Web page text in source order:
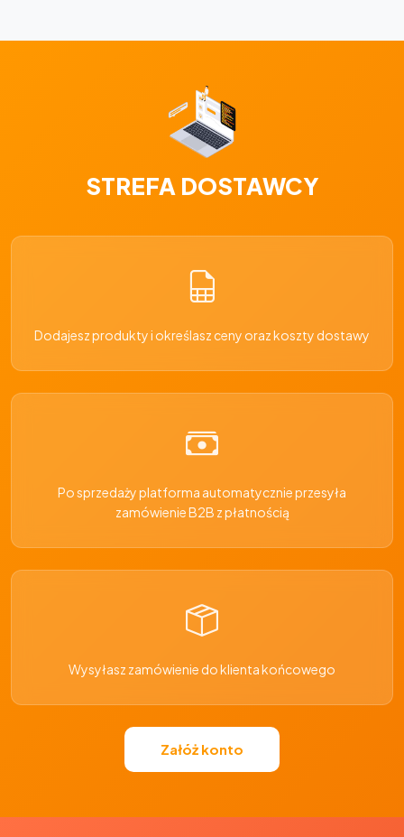
STREFA DOSTAWCY
Dodajesz produkty i określasz ceny oraz koszty dostawy
Po sprzedaży platforma automatycznie przesyła
zamówienie B2B z płatnością
Wysyłasz zamówienie do klienta końcowego
Załóż konto